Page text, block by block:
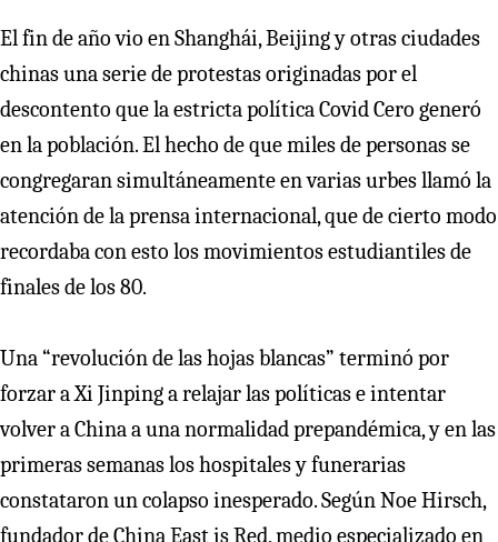
El fin de año vio en Shanghái, Beijing y otras ciudades
chinas una serie de protestas originadas por el
descontento que la estricta política Covid Cero generó
en la población. El hecho de que miles de personas se
congregaran simultáneamente en varias urbes llamó la
atención de la prensa internacional, que de cierto modo
recordaba con esto los movimientos estudiantiles de
finales de los 80.
Una “revolución de las hojas blancas” terminó por
forzar a Xi Jinping a relajar las políticas e intentar
volver a China a una normalidad prepandémica, y en las
primeras semanas los hospitales y funerarias
constataron un colapso inesperado. Según Noe Hirsch,
fundador de China East is Red, medio especializado en